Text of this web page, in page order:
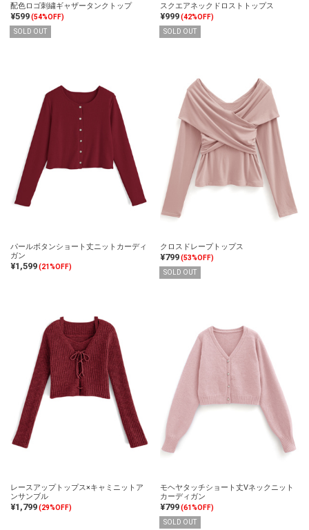
配色ロゴ刺繍ギャザータンクトップ
¥599(54%OFF)
SOLD OUT
スクエアネックドロストトップス
¥999(42%OFF)
SOLD OUT
パールボタンショート丈ニットカーディ
ガン
¥1,599(21%OFF)
クロスドレープトップス
¥799(53%OFF)
SOLD OUT
レースアップトップス×キャミニットア
ンサンブル
¥1,799(29%OFF)
モヘヤタッチショート丈Vネックニット
カーディガン
¥799(61%OFF)
SOLD OUT